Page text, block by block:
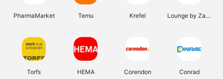
PharmaMarket Temu Krefel Lounge by Zalando
Torfs HEMA Corendon Conrad